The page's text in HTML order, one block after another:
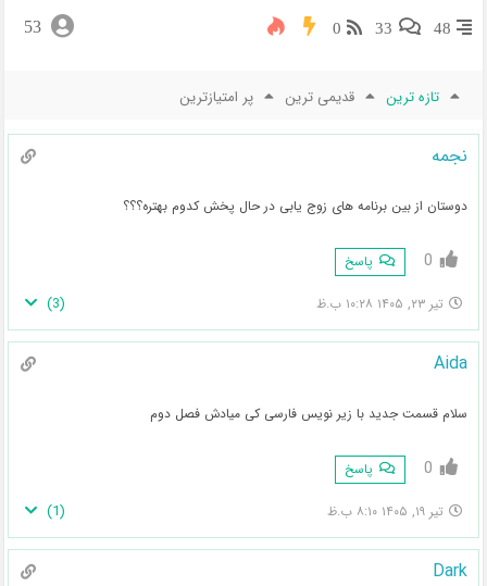
48
33
0
53
تازه ترین قدیمی ترین پر امتیازترین
نجمه
دوستان از بین برنامه های زوج یابی در حال پخش کدوم بهتره؟؟؟
0 پاسخ
تیر ۲۳, ۱۴۰۵ ۱۰:۲۸ ب.ظ (
3
)
Aida
سلام قسمت جدید با زیر نویس فارسی کی میادش فصل دوم
0 پاسخ
تیر ۱۹, ۱۴۰۵ ۸:۱۰ ب.ظ (
1
)
Dark